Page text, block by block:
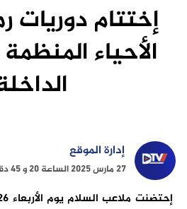
إختتام دوريات
الأحياء
إدارة الموقع
27 مارس 2025 الساعة 20 و 45 دقيقة